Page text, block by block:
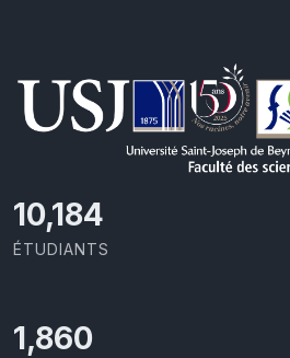
11,110
ÉTUDIANTS
2,029